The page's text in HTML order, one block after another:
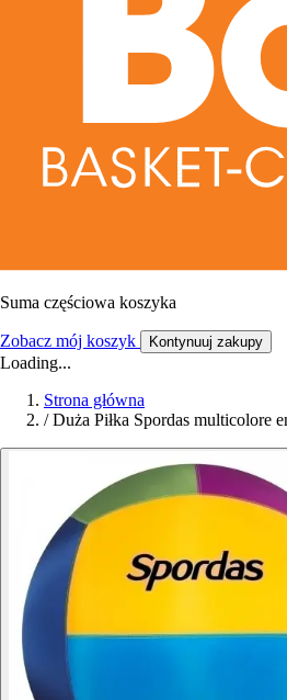
Suma częściowa koszyka
Zobacz mój koszyk Kontynuuj zakupy
Loading...
Strona główna
/ Duża Piłka Spordas multicolore